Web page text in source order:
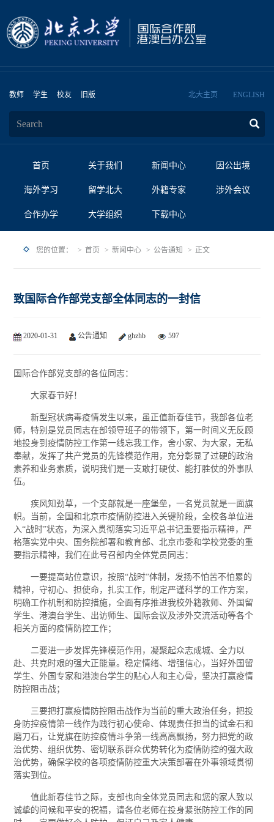
教师 学生 校友 旧版 北大主页 ENGLISH
首页 关于我们 新闻中心 因公出境
海外学习 留学北大 外籍专家 涉外会议
合作办学 大学组织 下载中心
您的位置： 首页 新闻中心 公告通知 正文
致国际合作部党支部全体同志的一封信
2020-01-31 公告通知 ghzhb 597
国际合作部党支部的各位同志：
大家春节好！
新型冠状病毒疫情发生以来，虽正值新春佳节，我部各位老
师，特别是党员同志在部领导班子的带领下，第一时间义无反顾
地投身到疫情防控工作第一线忘我工作，舍小家、为大家，无私
奉献，发挥了共产党员的先锋模范作用，充分彰显了过硬的政治
素养和业务素质，说明我们是一支敢打硬仗、能打胜仗的外事队
伍。
疾风知劲草，一个支部就是一座堡垒，一名党员就是一面旗
帜。当前，全国和北京市疫情防控进入关键阶段，全校各单位进
入“战时”状态，为深入贯彻落实习近平总书记重要指示精神，严
格落实党中央、国务院部署和教育部、北京市委和学校党委的重
要指示精神，我们在此号召部内全体党员同志：
一要提高站位意识，按照“战时”体制，发扬不怕苦不怕累的
精神，守初心、担使命，扎实工作，制定严谨科学的工作方案，
明确工作机制和防控措施，全面有序推进我校外籍教师、外国留
学生、港澳台学生、出访师生、国际会议及涉外交流活动等各个
相关方面的疫情防控工作；
二要进一步发挥先锋模范作用，凝聚起众志成城、全力以
赴、共克时艰的强大正能量。稳定情绪、增强信心，当好外国留
学生、外国专家和港澳台学生的贴心人和主心骨，坚决打赢疫情
防控阻击战；
三要把打赢疫情防控阻击战作为当前的重大政治任务，把投
身防控疫情第一线作为践行初心使命、体现责任担当的试金石和
磨刀石，让党旗在防控疫情斗争第一线高高飘扬，努力把党的政
治优势、组织优势、密切联系群众优势转化为疫情防控的强大政
治优势，确保学校的各项疫情防控重大决策部署在外事领域贯彻
落实到位。
值此新春佳节之际，支部也向全体党员同志和您的家人致以
诚挚的问候和平安的祝福，请各位老师在投身紧张防控工作的同